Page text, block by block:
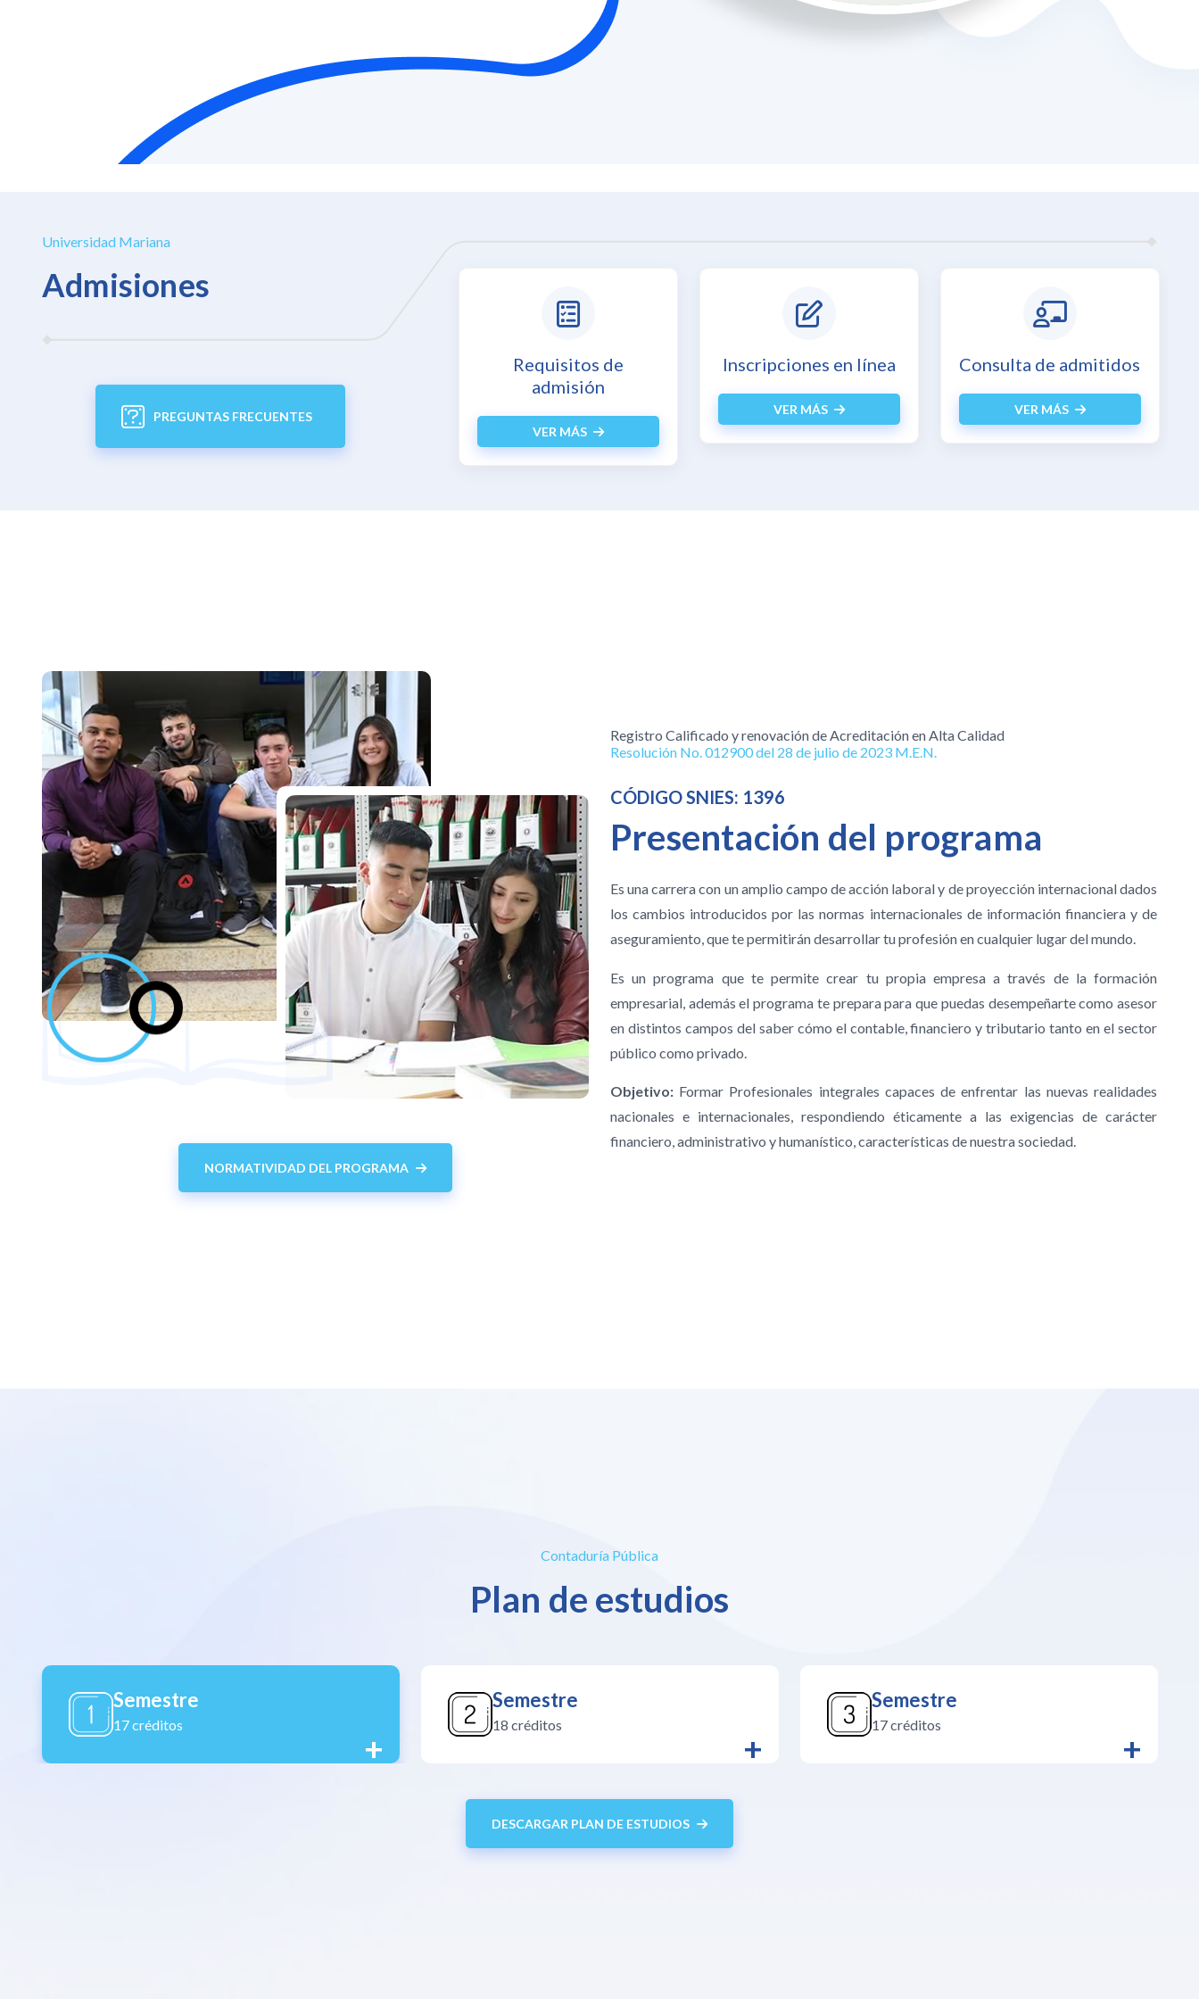
Universidad Mariana
Admisiones
PREGUNTAS FRECUENTES
línea
Requisitos de
admisión
VER MÁS
Inscripciones en línea
VER MÁS
Consulta de admitidos
VER MÁS
NORMATIVIDAD DEL PROGRAMA
Registro Calificado y renovación de Acreditación en Alta Calidad
Resolución No. 012900 del 28 de julio de 2023 M.E.N.
CÓDIGO SNIES: 1396
Presentación del programa
Es una carrera con un amplio campo de acción laboral y de proyección internacional dados
los cambios introducidos por las normas internacionales de información financiera y de
aseguramiento, que te permitirán desarrollar tu profesión en cualquier lugar del mundo.
Es un programa que te permite crear tu propia empresa a través de la formación
empresarial, además el programa te prepara para que puedas desempeñarte como asesor
en distintos campos del saber cómo el contable, financiero y tributario tanto en el sector
público como privado.
Objetivo: Formar Profesionales integrales capaces de enfrentar las nuevas realidades
nacionales e internacionales, respondiendo éticamente a las exigencias de carácter
financiero, administrativo y humanístico, características de nuestra sociedad.
Contaduría Pública
Plan de estudios
Semestre
17 créditos
+
Semestre
18 créditos
+
Semestre
17 créditos
+
DESCARGAR PLAN DE ESTUDIOS